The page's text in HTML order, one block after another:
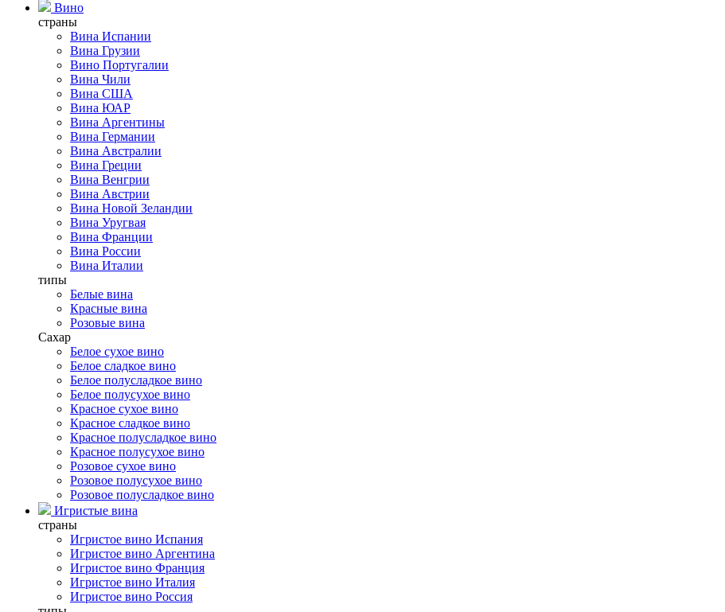
Вино
страны
Вина Испании
Вина Грузии
Вино Португалии
Вина Чили
Вина США
Вина ЮАР
Вина Аргентины
Вина Германии
Вина Австралии
Вина Греции
Вина Венгрии
Вина Австрии
Вина Новой Зеландии
Вина Уругвая
Вина Франции
Вина России
Вина Италии
типы
Белые вина
Красные вина
Розовые вина
Сахар
Белое сухое вино
Белое сладкое вино
Белое полусладкое вино
Белое полусухое вино
Красное сухое вино
Красное сладкое вино
Красное полусладкое вино
Красное полусухое вино
Розовое сухое вино
Розовое полусухое вино
Розовое полусладкое вино
Игристые вина
страны
Игристое вино Испания
Игристое вино Аргентина
Игристое вино Франция
Игристое вино Италия
Игристое вино Россия